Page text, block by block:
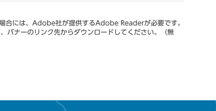
合には、Adobe社が提供するAdobe Readerが必要です。
バナーのリンク先からダウンロードしてください。（無